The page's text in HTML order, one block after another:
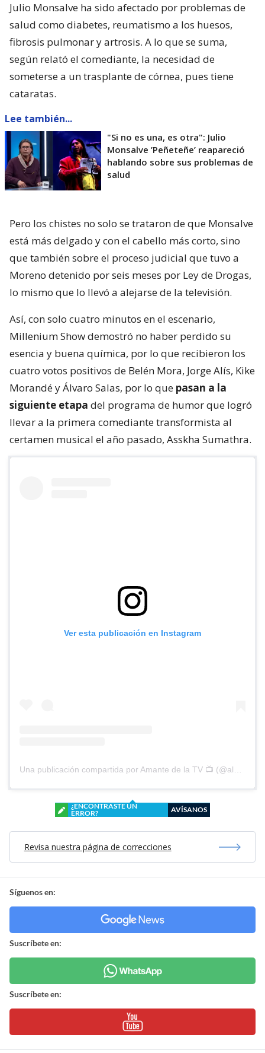
Julio Monsalve ha sido afectado por problemas de
salud como diabetes, reumatismo a los huesos,
fibrosis pulmonar y artrosis. A lo que se suma,
según relató el comediante, la necesidad de
someterse a un trasplante de córnea, pues tiene
cataratas.
Lee también...
"Si no es una, es otra": Julio
Monsalve ’Peñeteñe’ reapareció
hablando sobre sus problemas de
salud
Pero los chistes no solo se trataron de que Monsalve
está más delgado y con el cabello más corto, sino
que también sobre el proceso judicial que tuvo a
Moreno detenido por seis meses por Ley de Drogas,
lo mismo que lo llevó a alejarse de la televisión.
Así, con solo cuatro minutos en el escenario,
Millenium Show demostró no haber perdido su
esencia y buena química, por lo que recibieron los
cuatro votos positivos de Belén Mora, Jorge Alís, Kike
Morandé y Álvaro Salas, por lo que pasan a la
siguiente etapa del programa de humor que logró
llevar a la primera comediante transformista al
certamen musical el año pasado, Asskha Sumathra.
Ver esta publicación en Instagram
Una publicación compartida por Amante de la TV 📺 (@alguien_te_observa)
¿ENCONTRASTE UN
ERROR?
AVÍSANOS
Revisa nuestra página de correcciones
Síguenos en:
Suscríbete en:
Suscríbete en: